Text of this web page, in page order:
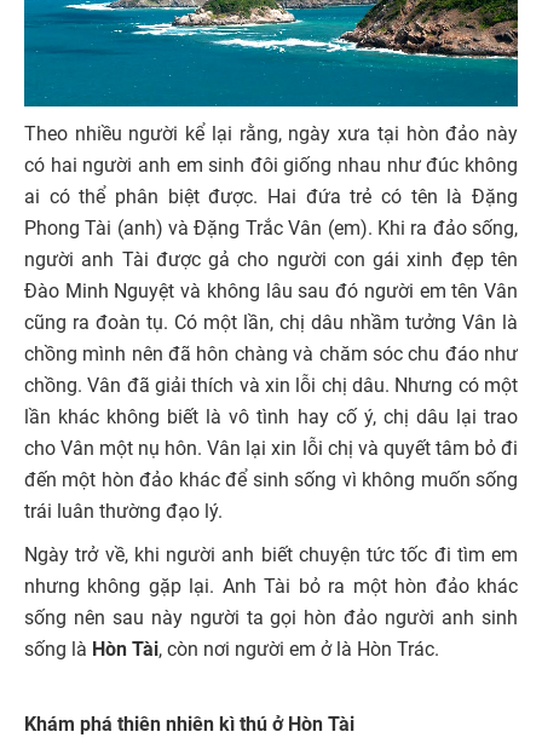
Theo nhiều người kể lại rằng, ngày xưa tại hòn đảo này
có hai người anh em sinh đôi giống nhau như đúc không
ai có thể phân biệt được. Hai đứa trẻ có tên là Đặng
Phong Tài (anh) và Đặng Trắc Vân (em). Khi ra đảo sống,
người anh Tài được gả cho người con gái xinh đẹp tên
Đào Minh Nguyệt và không lâu sau đó người em tên Vân
cũng ra đoàn tụ. Có một lần, chị dâu nhầm tưởng Vân là
chồng mình nên đã hôn chàng và chăm sóc chu đáo như
chồng. Vân đã giải thích và xin lỗi chị dâu. Nhưng có một
lần khác không biết là vô tình hay cố ý, chị dâu lại trao
cho Vân một nụ hôn. Vân lại xin lỗi chị và quyết tâm bỏ đi
đến một hòn đảo khác để sinh sống vì không muốn sống
trái luân thường đạo lý.
Ngày trở về, khi người anh biết chuyện tức tốc đi tìm em
nhưng không gặp lại. Anh Tài bỏ ra một hòn đảo khác
sống nên sau này người ta gọi hòn đảo người anh sinh
sống là Hòn Tài, còn nơi người em ở là Hòn Trác.
Khám phá thiên nhiên kì thú ở Hòn Tài